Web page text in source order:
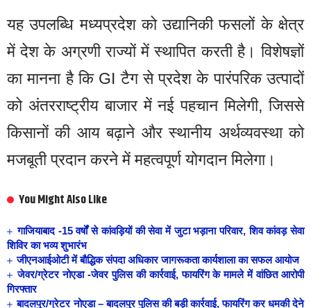
यह उपलब्धि मध्यप्रदेश को उद्यानिकी फसलों के क्षेत्र
में देश के अग्रणी राज्यों में स्थापित करती है। विशेषज्ञों
का मानना है कि GI टैग से प्रदेश के पारंपरिक उत्पादों
को अंतरराष्ट्रीय बाजार में नई पहचान मिलेगी, जिससे
किसानों की आय बढ़ाने और स्थानीय अर्थव्यवस्था को
मजबूती प्रदान करने में महत्वपूर्ण योगदान मिलेगा।
You Might Also Like
गाजियाबाद -15 वर्षों से कांवड़ियों की सेवा में जुटा भड़ाना परिवार, शिव कांवड़ सेवा
शिविर का भव्य शुभारंभ
जीएनआईओटी में बौद्धिक संपदा अधिकार जागरूकता कार्यशाला का सफल आयोज
जेवर/ग्रेटर नोएडा -जेवर पुलिस की कार्रवाई, फायरिंग के मामले में वांछित आरोपी
गिरफ्तार
बादलपुर/ग्रेटर नोएडा – बादलपुर पुलिस की बड़ी कार्रवाई, फायरिंग कर धमकी देने